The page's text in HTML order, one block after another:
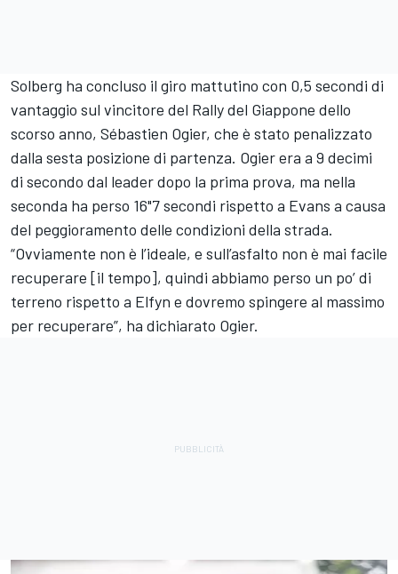
Solberg ha concluso il giro mattutino con 0,5 secondi di
vantaggio sul vincitore del Rally del Giappone dello
scorso anno, Sébastien Ogier, che è stato penalizzato
dalla sesta posizione di partenza. Ogier era a 9 decimi
di secondo dal leader dopo la prima prova, ma nella
seconda ha perso 16"7 secondi rispetto a Evans a causa
del peggioramento delle condizioni della strada.
“Ovviamente non è l’ideale, e sull’asfalto non è mai facile
recuperare [il tempo], quindi abbiamo perso un po’ di
terreno rispetto a Elfyn e dovremo spingere al massimo
per recuperare”, ha dichiarato Ogier.